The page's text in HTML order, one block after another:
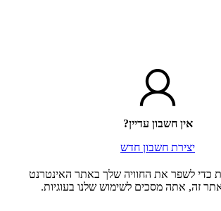
אין חשבון עדיין?
יצירת חשבון חדש
כדי לשפר את החוויה שלך באתר האינטרנט
זה, אתה מסכים לשימוש שלנו בעוגיות.